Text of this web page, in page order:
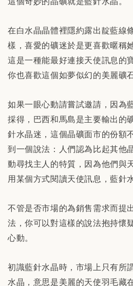
在白水晶晶體裡隱約露出靛藍線
樣，喜愛的礦迷於是更喜歡暱稱
這是一種能最好連接天使訊息的
你也喜歡這個如夢似幻的美麗礦
如果一眼心動請嘗試邀請，因為
採得，巴西和馬島是主要輸出的
針水晶迷，這個晶礦面市的份額
到一個說法：人們認為比起其他
動尋找主人的特質，因為他們與
用某個方式閱讀天使訊息，藍針
不管是否市場的為銷售需求而提
法，你可以對這樣的說法抱持懷
心動。
初識藍針水晶時，市場上只有所
水晶，意思是美麗的天使羽毛藏